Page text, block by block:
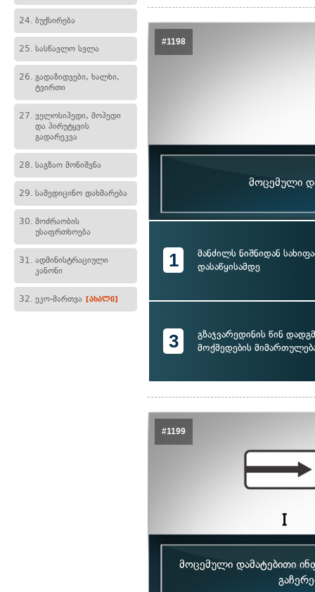
24. ბუქსირება
25. სასწავლო სვლა
26. გადაზიდვები, ხალხი,
ტვირთი
27. ველოსიპედი, მოპედი
და პირუტყვის
გადარეკვა
28. საგზაო მონიშვნა
29. სამედიცინო დახმარება
30. მოძრაობის
უსაფრთხოება
31. ადმინისტრაციული
კანონი
32. ეკო-მართვა [ახალი]
#1198
მოცემული
1
მანძილს ნიშნიდან
დასაწყისამდე
3
გზაჯვარედინის წინ
მოქმედების
#1199
მოცემული დამატებითი